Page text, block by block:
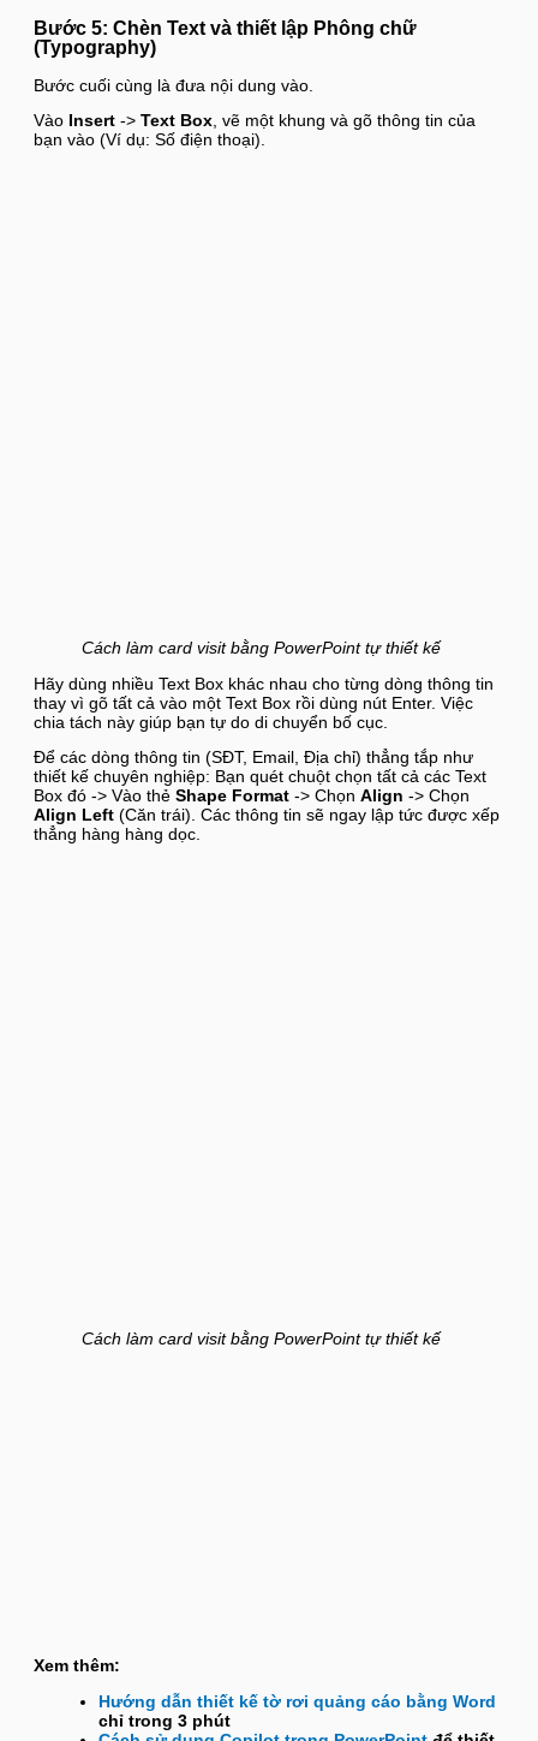
Bước 5: Chèn Text và thiết lập Phông chữ
(Typography)
Bước cuối cùng là đưa nội dung vào.
Vào Insert -> Text Box, vẽ một khung và gõ thông tin của
bạn vào (Ví dụ: Số điện thoại).
Cách làm card visit bằng PowerPoint tự thiết kế
Hãy dùng nhiều Text Box khác nhau cho từng dòng thông tin
thay vì gõ tất cả vào một Text Box rồi dùng nút Enter. Việc
chia tách này giúp bạn tự do di chuyển bố cục.
Để các dòng thông tin (SĐT, Email, Địa chỉ) thẳng tắp như
thiết kế chuyên nghiệp: Bạn quét chuột chọn tất cả các Text
Box đó -> Vào thẻ Shape Format -> Chọn Align -> Chọn
Align Left (Căn trái). Các thông tin sẽ ngay lập tức được xếp
thẳng hàng hàng dọc.
Cách làm card visit bằng PowerPoint tự thiết kế
Xem thêm:
Hướng dẫn thiết kế tờ rơi quảng cáo bằng Word
chỉ trong 3 phút